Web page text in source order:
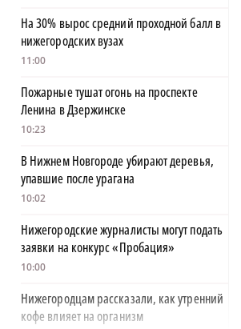
На 30% вырос средний проходной балл в
нижегородских вузах
11:00
Пожарные тушат огонь на проспекте
Ленина в Дзержинске
10:23
В Нижнем Новгороде убирают деревья,
упавшие после урагана
10:02
Нижегородские журналисты могут подать
заявки на конкурс «Пробация»
10:00
Нижегородцам рассказали, как утренний
кофе влияет на организм